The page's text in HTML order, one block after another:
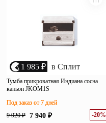
1 985 ₽ в Сплит
Тумба прикроватная Индиана сосна
каньон JKOM1S
9 920 ₽ 7 940 ₽ -20%
Под заказ от 7 дней